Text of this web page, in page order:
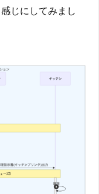
じにしてみまし